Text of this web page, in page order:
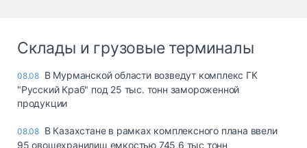
Склады и грузовые терминалы
08.08 В Мурманской области возведут комплекс ГК
"Русский Краб" под 25 тыс. тонн замороженной
продукции
08.08 В Казахстане в рамках комплексного плана ввели
95 овощехранилищ емкостью 745,6 тыс тонн